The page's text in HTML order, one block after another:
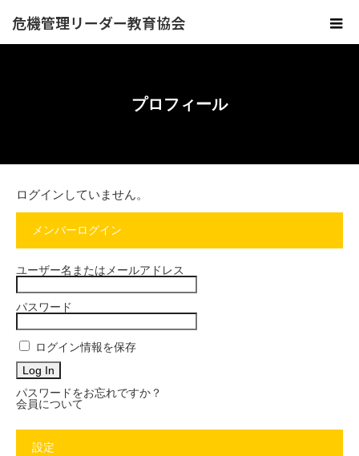
危機管理リーダー教育協会
プロフィール
ログインしていません。
メンバーログイン
ユーザー名またはメールアドレス
パスワード
ログイン情報を保存
パスワードをお忘れですか？
会員について
設定